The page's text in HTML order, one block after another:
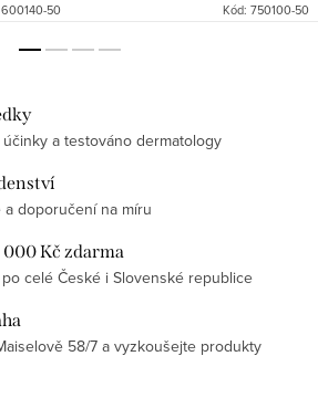
600140-50 Kód: 750100-50
a testováno dermatology
doporučení na míru
Kč zdarma
celé České i Slovenské republice
58/7 a vyzkoušejte produkty